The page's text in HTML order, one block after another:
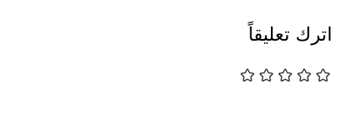
اترك تعليقاً